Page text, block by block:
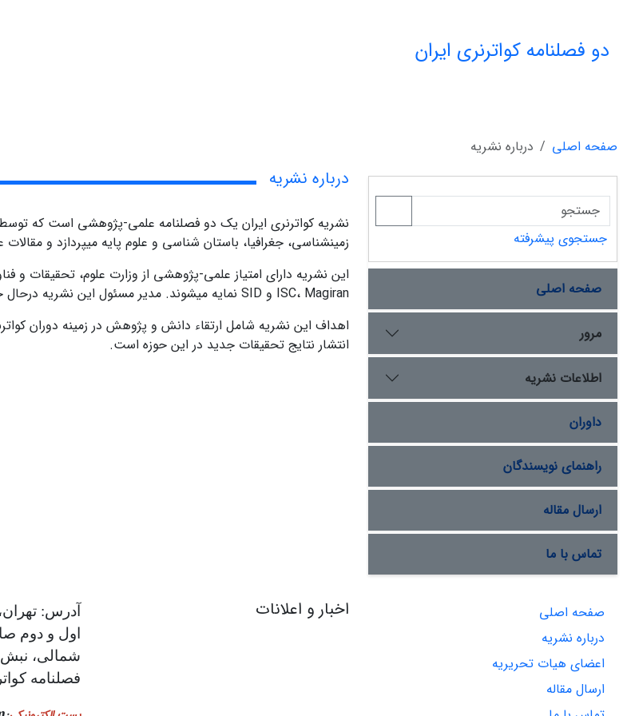
دو فصلنامه کواترنری ایران
صفحه اصلی درباره نشریه
جستجوی پیشرفته
صفحه اصلی
مرور
اطلاعات نشریه
داوران
راهنمای نویسندگان
ارسال مقاله
تماس با ما
درباره نشریه
نشریه کواترنری ایران یک دو فصلنامه علمی-پژوهشی است که
زمینشناسی، جغرافیا، باستان شناسی و علوم پایه میپردازد و
ISC، Magiran و SID نمایه میشوند. مدیر مسئول این نشریه درحال حاضر دکتر رضا شهبازی و سردبیر آن دکتر قاسم عزیزی هستند.
اهداف این نشریه شامل ارتقاء دانش و پژوهش در زمینه دوران
انتشار نتایج تحقیقات جدید در این حوزه است.
صفحه اصلی
درباره نشریه
اعضای هیات تحریریه
ارسال مقاله
اخبار و اعلانات
آدرس:
اول و دوم
فصلنامه